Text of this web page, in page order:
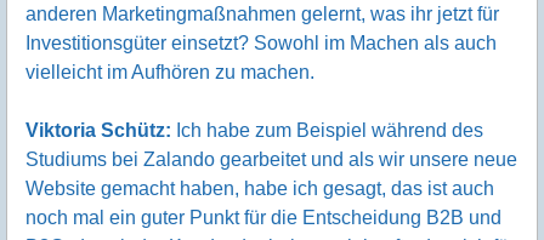
anderen Marketingmaßnahmen gelernt, was ihr jetzt für
Investitionsgüter einsetzt? Sowohl im Machen als auch
vielleicht im Aufhören zu machen.
Viktoria Schütz: Ich habe zum Beispiel während des
Studiums bei Zalando gearbeitet und als wir unsere neue
Website gemacht haben, habe ich gesagt, das ist auch
noch mal ein guter Punkt für die Entscheidung B2B und